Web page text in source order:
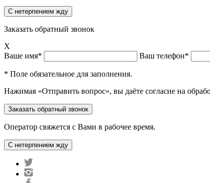
Заказать обратный звонок
X
Ваше имя*
Ваш телефон*
* Поле обязательное для заполнения.
Нажимая «Отправить вопрос», вы даёте согласие на
Оператор свяжется с Вами в рабочее время.